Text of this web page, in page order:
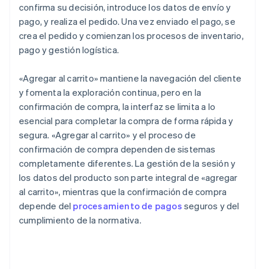
confirma su decisión, introduce los datos de envío y
pago, y realiza el pedido. Una vez enviado el pago, se
crea el pedido y comienzan los procesos de inventario,
pago y gestión logística.
«Agregar al carrito» mantiene la navegación del cliente
y fomenta la exploración continua, pero en la
confirmación de compra, la interfaz se limita a lo
esencial para completar la compra de forma rápida y
segura. «Agregar al carrito» y el proceso de
confirmación de compra dependen de sistemas
completamente diferentes. La gestión de la sesión y
los datos del producto son parte integral de «agregar
al carrito», mientras que la confirmación de compra
depende del procesamiento de pagos seguros y del
cumplimiento de la normativa.